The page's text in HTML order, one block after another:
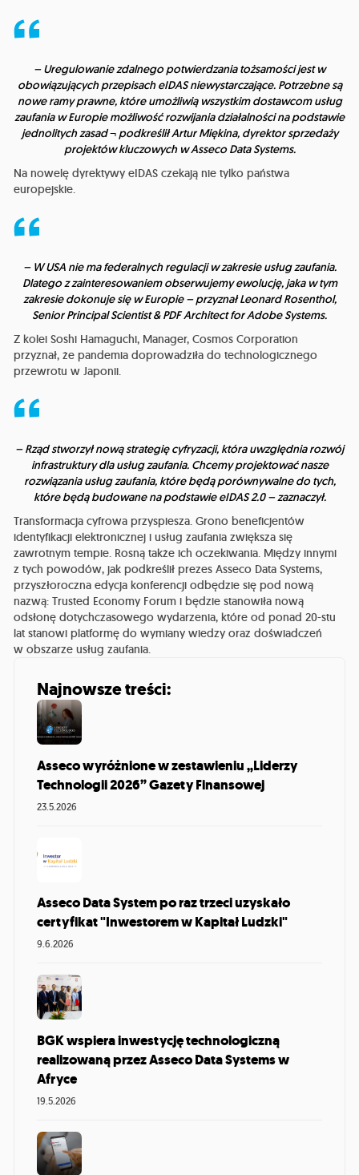
– Uregulowanie zdalnego potwierdzania tożsamości jest w
obowiązujących przepisach eIDAS niewystarczające. Potrzebne są
nowe ramy prawne, które umożliwią wszystkim dostawcom usług
zaufania w Europie możliwość rozwijania działalności na podstawie
jednolitych zasad ¬ podkreślił Artur Miękina, dyrektor sprzedaży
projektów kluczowych w Asseco Data Systems.
Na nowelę dyrektywy eIDAS czekają nie tylko państwa
europejskie.
– W USA nie ma federalnych regulacji w zakresie usług zaufania.
Dlatego z zainteresowaniem obserwujemy ewolucję, jaka w tym
zakresie dokonuje się w Europie – przyznał Leonard Rosenthol,
Senior Principal Scientist & PDF Architect for Adobe Systems.
Z kolei Soshi Hamaguchi, Manager, Cosmos Corporation
przyznał, że pandemia doprowadziła do technologicznego
przewrotu w Japonii.
– Rząd stworzył nową strategię cyfryzacji, która uwzględnia rozwój
infrastruktury dla usług zaufania. Chcemy projektować nasze
rozwiązania usług zaufania, które będą porównywalne do tych,
które będą budowane na podstawie eIDAS 2.0 – zaznaczył.
Transformacja cyfrowa przyspiesza. Grono beneficjentów
identyfikacji elektronicznej i usług zaufania zwiększa się
zawrotnym tempie. Rosną także ich oczekiwania. Między innymi
z tych powodów, jak podkreślił prezes Asseco Data Systems,
przyszłoroczna edycja konferencji odbędzie się pod nową
nazwą: Trusted Economy Forum i będzie stanowiła nową
odsłonę dotychczasowego wydarzenia, które od ponad 20-stu
lat stanowi platformę do wymiany wiedzy oraz doświadczeń
w obszarze usług zaufania.
Najnowsze treści:
Asseco wyróżnione w zestawieniu „Liderzy
Technologii 2026” Gazety Finansowej
23.5.2026
Asseco Data System po raz trzeci uzyskało
certyfikat "Inwestorem w Kapitał Ludzki"
9.6.2026
BGK wspiera inwestycję technologiczną
realizowaną przez Asseco Data Systems w
Afryce
19.5.2026